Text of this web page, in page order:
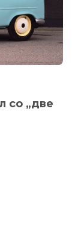
со „две